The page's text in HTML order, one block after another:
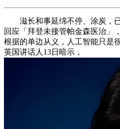
滋长和事延绵不停、涂炭，已
回应「拜登未接管帕金森医治」
根据的单边从义，人工智能只是
英国讲话人13日暗示，